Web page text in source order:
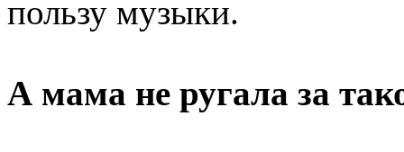
пользу музыки.
А мама не ругала за